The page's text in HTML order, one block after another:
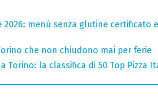
2026: menù senza glutine certificato
che non chiudono mai per ferie
Torino: la classifica di 50 Top Pizza